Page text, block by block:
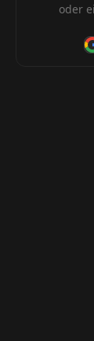
oder
Smart